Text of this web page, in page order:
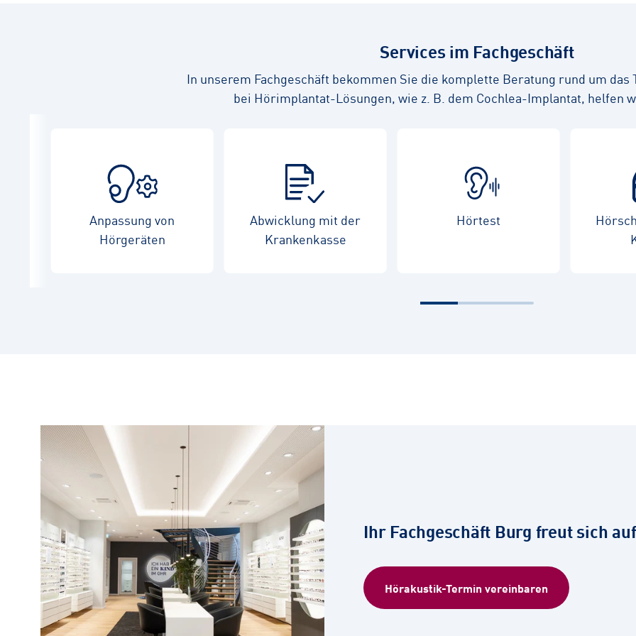
Services im Fachgeschäft
In unserem Fachgeschäft bekommen Sie die komplette Beratung rund um das
bei Hörimplantat-Lösungen, wie z. B. dem Cochlea-Implantat, helfen
Anpassung von
Hörgeräten
Abwicklung mit der
Krankenkasse
Hörtest
Ihr Fachgeschäft Burg freut sich
Hörakustik-Termin vereinbaren